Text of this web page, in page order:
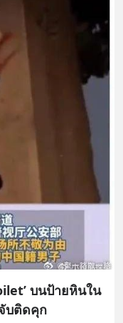
บนป้ายหินใน
บติดคุก